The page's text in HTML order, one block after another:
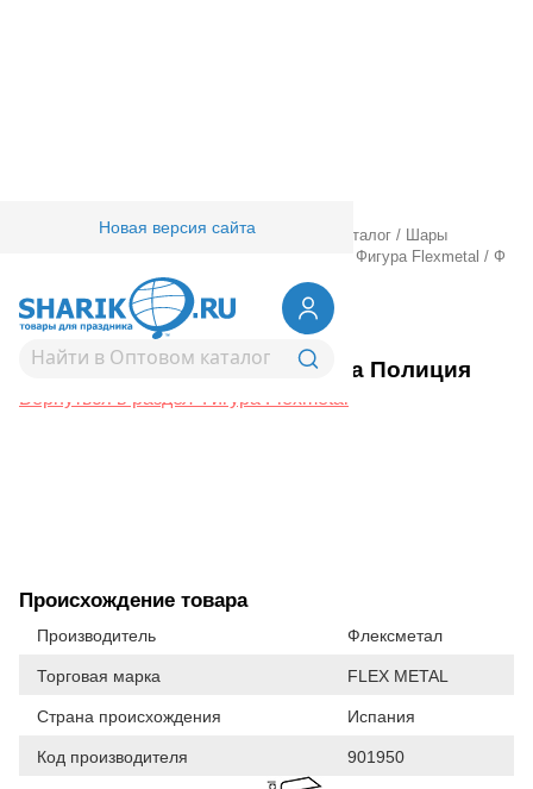
Новая версия сайта
Товары для праздника/ Оптовый каталог /
Шары
Фигура Flexmetal / Ф
ФИГУРА Машинка Полиция
1207-6653Ф ФИГУРА Машинка Полиция
Вернуться в раздел Фигура Flexmetal
Происхождение товара
Производитель Флексметал
Торговая марка FLEX METAL
Страна происхождения Испания
Код производителя 901950